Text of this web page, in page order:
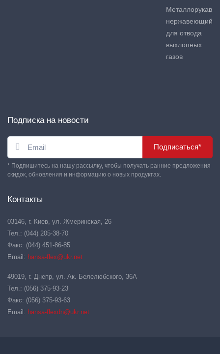
Металлорукав
нержавеющий
для отвода
выхлопных
газов
Подписка на новости
Подписаться*
* Подпишитесь на нашу рассылку, чтобы получать ранние предложения
скидок, обновления и информацию о новых продуктах.
Контакты
03146, г. Киев, ул. Жмеринская, 26
Тел.: (044) 205-38-70
Факс: (044) 451-86-85
Email: hansa-flex@ukr.net
49019, г. Днепр, ул. Ак. Белелюбского, 36А
Тел.: (056) 375-93-23
Факс: (056) 375-93-63
Email: hansa-flexdn@ukr.net